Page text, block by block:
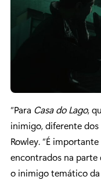
“Para Casa do Lago,
inimigo, diferente
Rowley. “É
encontrados na parte
o inimigo temático da